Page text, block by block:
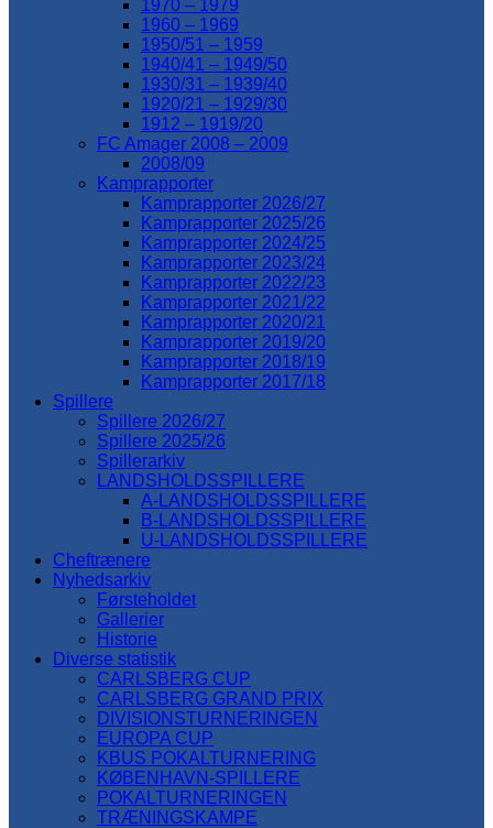
1970 – 1979
1960 – 1969
1950/51 – 1959
1940/41 – 1949/50
1930/31 – 1939/40
1920/21 – 1929/30
1912 – 1919/20
FC Amager 2008 – 2009
2008/09
Kamprapporter
Kamprapporter 2026/27
Kamprapporter 2025/26
Kamprapporter 2024/25
Kamprapporter 2023/24
Kamprapporter 2022/23
Kamprapporter 2021/22
Kamprapporter 2020/21
Kamprapporter 2019/20
Kamprapporter 2018/19
Kamprapporter 2017/18
Spillere
Spillere 2026/27
Spillere 2025/26
Spillerarkiv
LANDSHOLDSSPILLERE
A-LANDSHOLDSSPILLERE
B-LANDSHOLDSSPILLERE
U-LANDSHOLDSSPILLERE
Cheftrænere
Nyhedsarkiv
Førsteholdet
Gallerier
Historie
Diverse statistik
CARLSBERG CUP
CARLSBERG GRAND PRIX
DIVISIONSTURNERINGEN
EUROPA CUP
KBUS POKALTURNERING
KØBENHAVN-SPILLERE
POKALTURNERINGEN
TRÆNINGSKAMPE